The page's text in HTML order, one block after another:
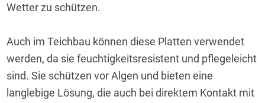
Wetter zu schützen.
Auch im Teichbau können diese Platten verwendet
werden, da sie feuchtigkeitsresistent und pflegeleicht
sind. Sie schützen vor Algen und bieten eine
langlebige Lösung, die auch bei direktem Kontakt mit